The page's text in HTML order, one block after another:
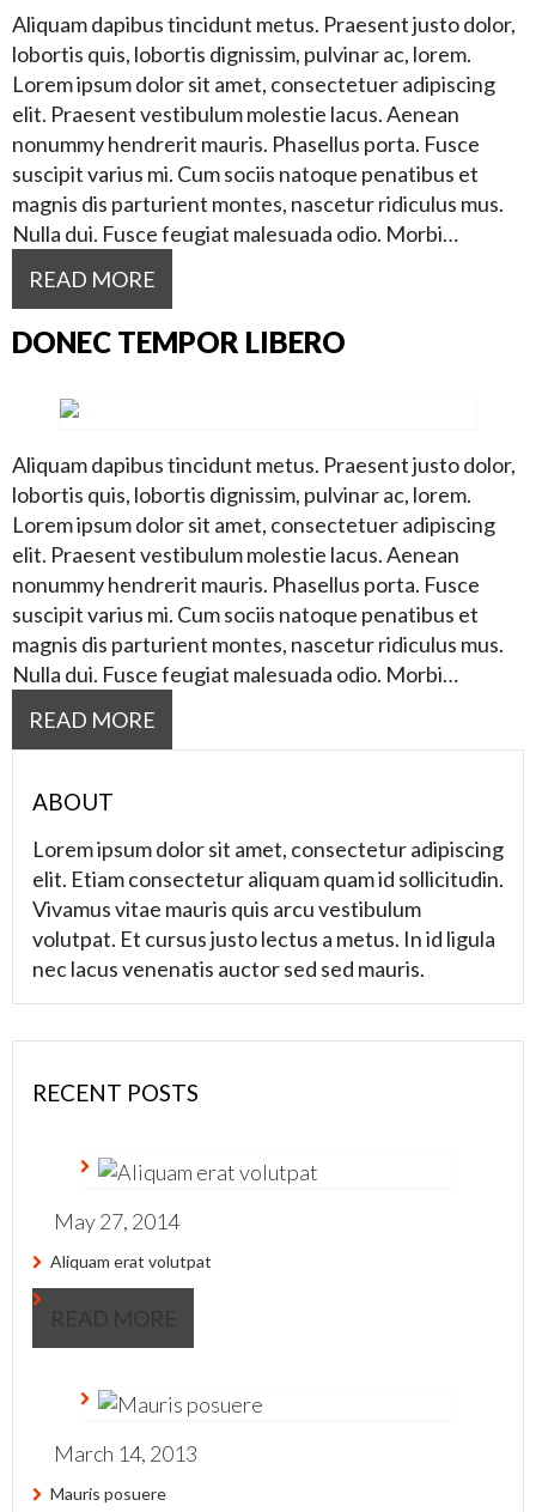
Aliquam dapibus tincidunt metus. Praesent justo dolor,
lobortis quis, lobortis dignissim, pulvinar ac, lorem.
Lorem ipsum dolor sit amet, consectetuer adipiscing
elit. Praesent vestibulum molestie lacus. Aenean
nonummy hendrerit mauris. Phasellus porta. Fusce
suscipit varius mi. Cum sociis natoque penatibus et
magnis dis parturient montes, nascetur ridiculus mus.
Nulla dui. Fusce feugiat malesuada odio. Morbi…
READ MORE
DONEC TEMPOR LIBERO
Aliquam dapibus tincidunt metus. Praesent justo dolor,
lobortis quis, lobortis dignissim, pulvinar ac, lorem.
Lorem ipsum dolor sit amet, consectetuer adipiscing
elit. Praesent vestibulum molestie lacus. Aenean
nonummy hendrerit mauris. Phasellus porta. Fusce
suscipit varius mi. Cum sociis natoque penatibus et
magnis dis parturient montes, nascetur ridiculus mus.
Nulla dui. Fusce feugiat malesuada odio. Morbi…
READ MORE
ABOUT
Lorem ipsum dolor sit amet, consectetur adipiscing
elit. Etiam consectetur aliquam quam id sollicitudin.
Vivamus vitae mauris quis arcu vestibulum
volutpat. Et cursus justo lectus a metus. In id ligula
nec lacus venenatis auctor sed sed mauris.
RECENT POSTS
May 27, 2014
Aliquam erat volutpat
READ MORE
March 14, 2013
Mauris posuere